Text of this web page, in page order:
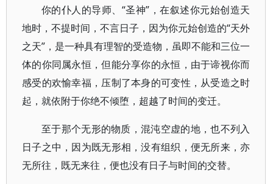
你的仆人的导师、“圣神”，在叙述你元始创造天
地时，不提时间，不言日子，因为你元始创造的“天外
之天”，是一种具有理智的受造物，虽即不能和三位一
体的你同属永恒，但能分享你的永恒，由于谛视你而
感受的欢愉幸福，压制了本身的可变性，从受造之时
起，就依附于你绝不倾堕，超越了时间的变迁。
至于那个无形的物质，混沌空虚的地，也不列入
日子之中，因为既无形相，没有组织，便无所来，亦
无所往，既无来往，便也没有日子与时间的交替。